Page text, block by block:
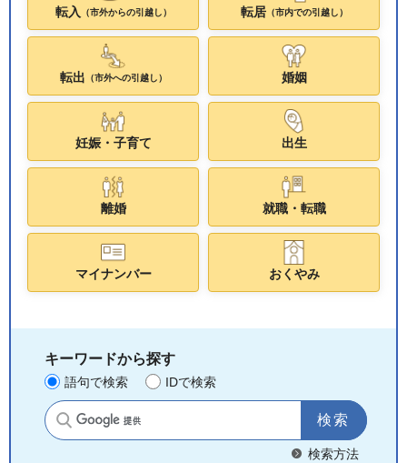
転入 （市外からの引越し） 転居（市内での引越し）
転出 （市外への引越し） 婚姻
妊娠・子育て 出生
離婚 就職・転職
マイナンバー おくやみ
キーワードから探す
語句で検索 IDで検索
サイト内検索
検索方法